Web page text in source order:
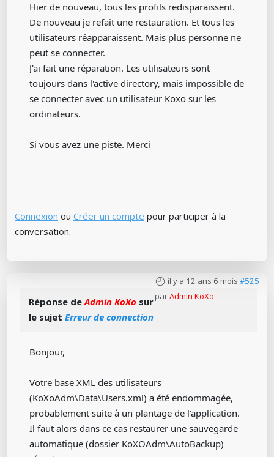
Hier de nouveau, tous les profils redisparaissent.
De nouveau je refait une restauration. Et tous les
utilisateurs réapparaissent. Mais plus personne ne
peut se connecter.
J'ai fait une réparation. Les utilisateurs sont
toujours dans l'active directory, mais impossible de
se connecter avec un utilisateur Koxo sur les
ordinateurs.
Si vous avez une piste. Merci
Connexion ou Créer un compte pour participer à la
conversation.
il y a 12 ans 6 mois #525
parAdmin KoXo
Réponse deAdmin KoXo sur
le sujet Erreur de connection
Bonjour,
Votre base XML des utilisateurs
(KoXoAdm\Data\Users.xml) a été endommagée,
probablement suite à un plantage de l'application.
Il faut alors dans ce cas restaurer une sauvegarde
automatique (dossier KoXOAdm\AutoBackup)